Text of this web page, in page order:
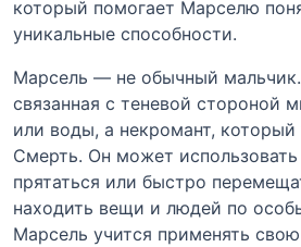
который помогает Марселю
уникальные способности.
Марсель — не обычный мальчик.
связанная с теневой стороной
или воды, а некромант,
Смерть. Он может использовать
прятаться или быстро
находить вещи и людей по
Марсель учится применять